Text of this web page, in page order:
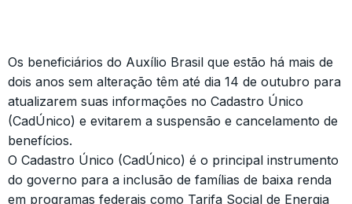
Os beneficiários do Auxílio Brasil que estão há mais de
dois anos sem alteração têm até dia 14 de outubro para
atualizarem suas informações no Cadastro Único
(CadÚnico) e evitarem a suspensão e cancelamento de
benefícios.
O Cadastro Único (CadÚnico) é o principal instrumento
do governo para a inclusão de famílias de baixa renda
em programas federais como Tarifa Social de Energia